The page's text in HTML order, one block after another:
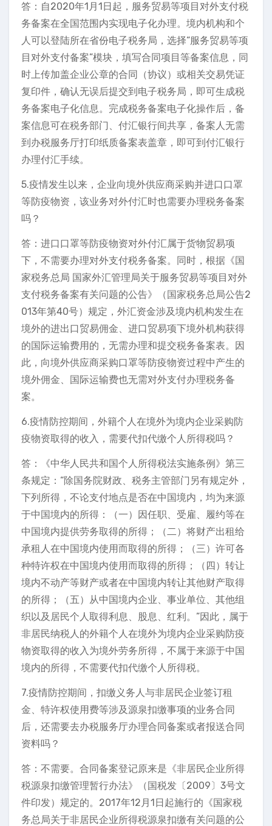
答：自2020年1月1日起，服务贸易等项目对外支付税
务备案在全国范围内实现电子化办理。境内机构和个
人可以登陆所在省份电子税务局，选择“服务贸易等项
目对外支付备案”模块，填写合同项目等备案信息，同
时上传加盖企业公章的合同（协议）或相关交易凭证
复印件，确认无误后提交到电子税务局，即可生成税
务备案电子化信息。完成税务备案电子化操作后，备
案信息可在税务部门、付汇银行间共享，备案人无需
到办税服务厅打印纸质备案表盖章，即可到付汇银行
办理付汇手续。
5.疫情发生以来，企业向境外供应商采购并进口口罩
等防疫物资，该业务对外付汇时也需要办理税务备案
吗？
答：进口口罩等防疫物资对外付汇属于货物贸易项
下，不需要办理对外支付税务备案。同时，根据《国
家税务总局 国家外汇管理局关于服务贸易等项目对外
支付税务备案有关问题的公告》（国家税务总局公告2
013年第40号）规定，外汇资金涉及境内机构发生在
境外的进出口贸易佣金、进口贸易项下境外机构获得
的国际运输费用的，无需办理和提交税务备案表。因
此，向境外供应商采购口罩等防疫物资过程中产生的
境外佣金、国际运输费也无需对外支付办理税务备
案。
6.疫情防控期间，外籍个人在境外为境内企业采购防
疫物资取得的收入，需要代扣代缴个人所得税吗？
答：《中华人民共和国个人所得税法实施条例》第三
条规定：“除国务院财政、税务主管部门另有规定外，
下列所得，不论支付地点是否在中国境内，均为来源
于中国境内的所得：（一）因任职、受雇、履约等在
中国境内提供劳务取得的所得；（二）将财产出租给
承租人在中国境内使用而取得的所得；（三）许可各
种特许权在中国境内使用而取得的所得；（四）转让
境内不动产等财产或者在中国境内转让其他财产取得
的所得；（五）从中国境内企业、事业单位、其他组
织以及居民个人取得利息、股息、红利。”因此，属于
非居民纳税人的外籍个人在境外为境内企业采购防疫
物资取得的收入为境外劳务所得，不属于来源于中国
境内的所得，不需要代扣代缴个人所得税。
7.疫情防控期间，扣缴义务人与非居民企业签订租
金、特许权使用费等涉及源泉扣缴事项的业务合同
后，还需要去办税服务厅办理合同备案或者报送合同
资料吗？
答：不需要。合同备案登记原来是《非居民企业所得
税源泉扣缴管理暂行办法》（国税发〔2009〕3号文
件印发）规定的。2017年12月1日起施行的《国家税
务总局关于非居民企业所得税源泉扣缴有关问题的公